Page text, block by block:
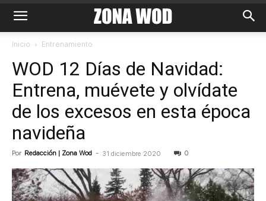
Inicio Entrenamiento
WOD 12 Días de Navidad:
Entrena, muévete y olvídate
de los excesos en esta época
navideña
Por Redacción | Zona Wod - 31 diciembre 2020 0